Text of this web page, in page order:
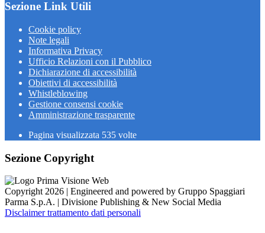
Sezione Link Utili
Cookie policy
Note legali
Informativa Privacy
Ufficio Relazioni con il Pubblico
Dichiarazione di accessibilità
Obiettivi di accessibilità
Whistleblowing
Gestione consensi cookie
Amministrazione trasparente
Pagina visualizzata 535 volte
Sezione Copyright
Copyright 2026 | Engineered and powered by Gruppo Spaggiari
Parma S.p.A. | Divisione Publishing & New Social Media
Disclaimer trattamento dati personali